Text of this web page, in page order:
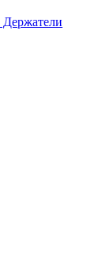
Держатели